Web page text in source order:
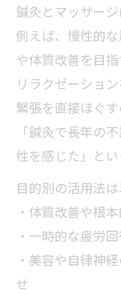
鍼灸とマッサー
例えば、慢性的
や体質改善を目
リラクゼーショ
緊張を直接ほぐ
「鍼灸で長年の
性を感じた」とい
目的別の活用法は
・体質改善や根
・一時的な疲労
・美容や自律神
せ